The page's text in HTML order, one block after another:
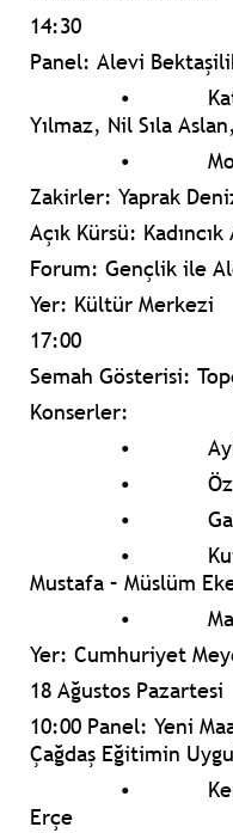
14:30
Panel: Alevi
•
Yılmaz, Nil Sıla
•
Zakirler: Yaprak
Açık Kürsü: Kadıncık
Forum: Gençlik ile
Yer: Kültür Merkezi
17:00
Semah Gösterisi:
Konserler:
•
•
•
•
Mustafa – Müslüm
•
Yer: Cumhuriyet
18 Ağustos Pazartesi
10:00 Panel: Yeni
Çağdaş Eğitimin
•
Erçe